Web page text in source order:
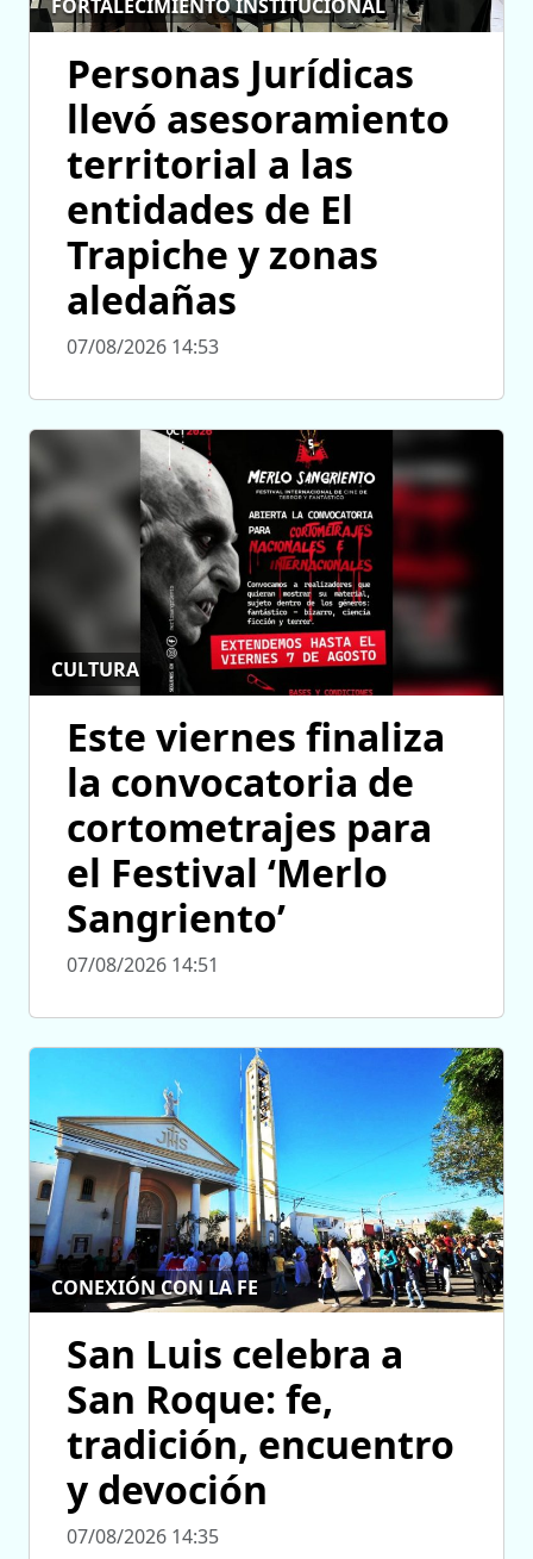
FORTALECIMIENTO INSTITUCIONAL
Personas Jurídicas
llevó asesoramiento
territorial a las
entidades de El
Trapiche y zonas
aledañas
07/08/2026 14:53
CULTURA
Este viernes finaliza
la convocatoria de
cortometrajes para
el Festival ‘Merlo
Sangriento’
07/08/2026 14:51
CONEXIÓN CON LA FE
San Luis celebra a
San Roque: fe,
tradición, encuentro
y devoción
07/08/2026 14:35